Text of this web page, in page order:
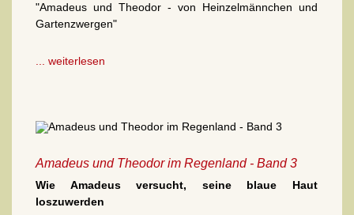
"Amadeus und Theodor - von Heinzelmännchen und
Gartenzwergen"
... weiterlesen
Amadeus und Theodor im Regenland - Band 3
Wie Amadeus versucht, seine blaue Haut
loszuwerden